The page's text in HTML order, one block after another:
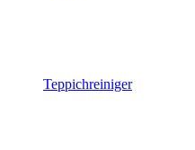
Teppichreiniger